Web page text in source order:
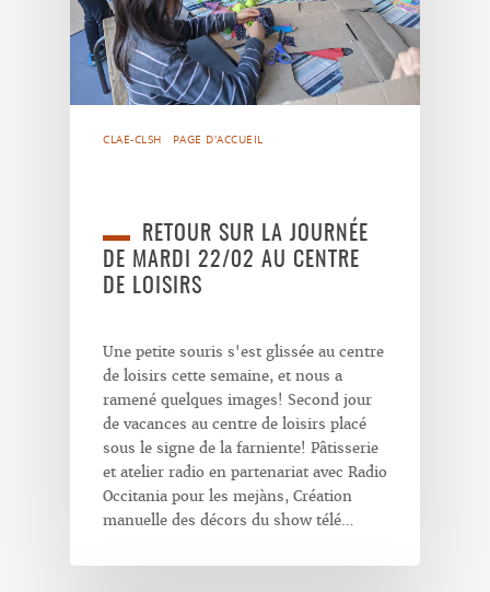
CLAE-CLSH PAGE D'ACCUEIL
RETOUR SUR LA JOURNÉE
DE MARDI 22/02 AU CENTRE
DE LOISIRS
Une petite souris s'est glissée au centre
de loisirs cette semaine, et nous a
ramené quelques images! Second jour
de vacances au centre de loisirs placé
sous le signe de la farniente! Pâtisserie
et atelier radio en partenariat avec Radio
Occitania pour les mejàns, Création
manuelle des décors du show télé…